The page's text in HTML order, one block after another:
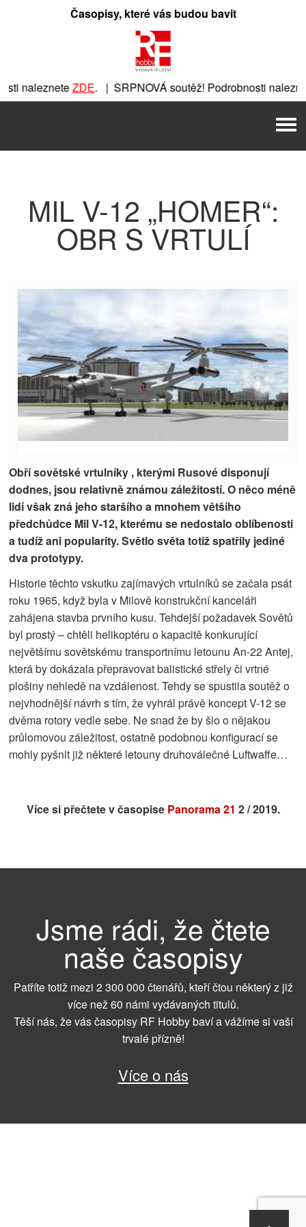
Časopisy, které vás budou bavit
nalezneteZDE. | SRPNOVÁ soutěž! Podrobnosti
. |
MIL V-12 „HOMER“:
OBR S VRTULÍ
Obří sovětské vrtulníky , kterými Rusové disponují
dodnes, jsou relativně známou záležitostí. O něco méně
lidí však zná jeho staršího a mnohem většího
předchůdce Mil V-12, kterému se nedostalo oblíbenosti
a tudíž ani popularity. Světlo světa totiž spatřily jediné
dva prototypy.
Historie těchto vskutku zajímavých vrtulníků se začala psát
roku 1965, když byla v Milově konstrukční kanceláři
zahájena stavba prvního kusu. Tehdejší požadavek Sovětů
byl prostý – chtěli helikoptéru o kapacitě konkurující
největšímu sovětskému transportnímu letounu An-22 Antej,
která by dokázala přepravovat balistické střely či vrtné
plošiny nehledě na vzdálenost. Tehdy se spustila soutěž o
nejvhodnější návrh s tím, že vyhrál právě koncept V-12 se
dvěma rotory vedle sebe. Ne snad že by šlo o nějakou
průlomovou záležitost, ostatně podobnou konfigurací se
mohly pyšnit již některé letouny druhoválečné Luftwaffe…
Více si přečtete v časopise Panorama 21 2 / 2019.
Jsme rádi, že čtete
naše časopisy
Patříte totiž mezi 2 300 000 čtenářů, kteří čtou některý z již
více než 60 námi vydávaných titulů.
Těší nás, že vás časopisy RF Hobby baví a vážíme si vaší
trvalé přízně!
Více o nás